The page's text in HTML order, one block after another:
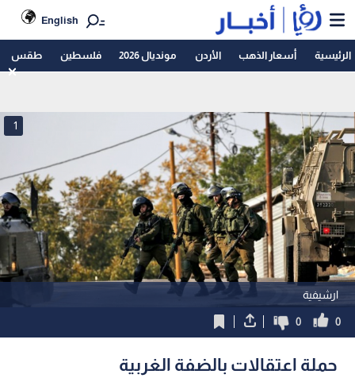
English
الرئيسية أسعار الذهب الأردن مونديال 2026 فلسطين طقس
ارشيفية
1
0
0
حملة اعتقالات بالضفة الغربية